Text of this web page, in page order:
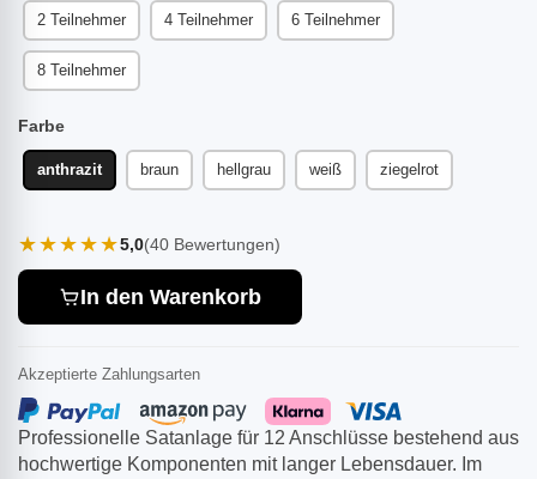
Professionelle Satanlage für 12 Anschlüsse bestehend aus
hochwertige Komponenten mit langer Lebensdauer. Im
2 Teilnehmer 4 Teilnehmer 6 Teilnehmer
8 Teilnehmer
Farbe
anthrazit braun hellgrau weiß ziegelrot
★★★★★5,0(40 Bewertungen)
In den Warenkorb
Akzeptierte Zahlungsarten